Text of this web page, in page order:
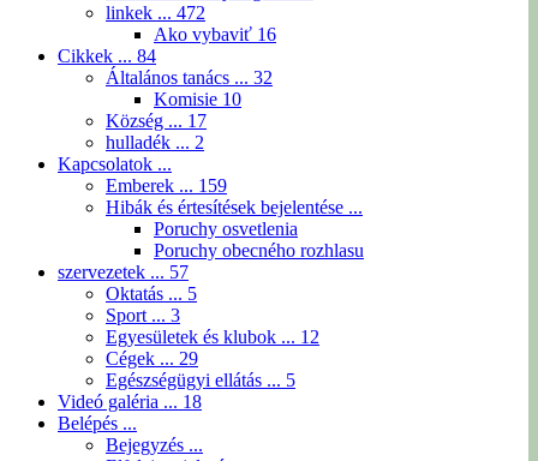
linkek ... 472
Ako vybaviť 16
Cikkek ... 84
Általános tanács ... 32
Komisie 10
Község ... 17
hulladék ... 2
Kapcsolatok ...
Emberek ... 159
Hibák és értesítések bejelentése ...
Poruchy osvetlenia
Poruchy obecného rozhlasu
szervezetek ... 57
Oktatás ... 5
Sport ... 3
Egyesületek és klubok ... 12
Cégek ... 29
Egészségügyi ellátás ... 5
Videó galéria ... 18
Belépés ...
Bejegyzés ...